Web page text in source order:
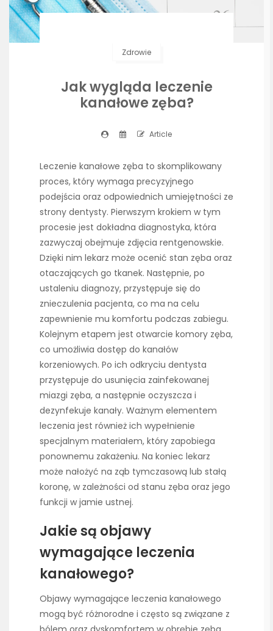
Zdrowie
Jak wygląda leczenie
kanałowe zęba?
Article
Leczenie kanałowe zęba to skomplikowany
proces, który wymaga precyzyjnego
podejścia oraz odpowiednich umiejętności ze
strony dentysty. Pierwszym krokiem w tym
procesie jest dokładna diagnostyka, która
zazwyczaj obejmuje zdjęcia rentgenowskie.
Dzięki nim lekarz może ocenić stan zęba oraz
otaczających go tkanek. Następnie, po
ustaleniu diagnozy, przystępuje się do
znieczulenia pacjenta, co ma na celu
zapewnienie mu komfortu podczas zabiegu.
Kolejnym etapem jest otwarcie komory zęba,
co umożliwia dostęp do kanałów
korzeniowych. Po ich odkryciu dentysta
przystępuje do usunięcia zainfekowanej
miazgi zęba, a następnie oczyszcza i
dezynfekuje kanały. Ważnym elementem
leczenia jest również ich wypełnienie
specjalnym materiałem, który zapobiega
ponownemu zakażeniu. Na koniec lekarz
może nałożyć na ząb tymczasową lub stałą
koronę, w zależności od stanu zęba oraz jego
funkcji w jamie ustnej.
Jakie są objawy
wymagające leczenia
kanałowego?
Objawy wymagające leczenia kanałowego
mogą być różnorodne i często są związane z